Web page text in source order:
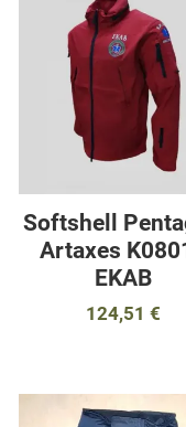
Softshell
Artaxes
EKAB
124,51 €